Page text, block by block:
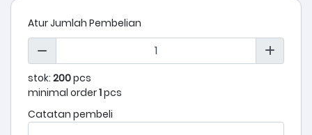
Atur Jumlah Pembelian
stok: 200pcs
minimal order1pcs
Catatan pembeli